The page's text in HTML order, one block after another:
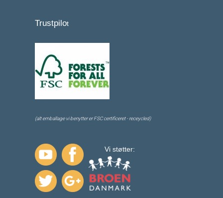
Trustpilot
(alt emballage vi benytter er FSC certificeret - receycled)
Vi støtter: